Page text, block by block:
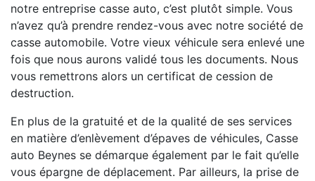
notre entreprise casse auto, c’est plutôt simple. Vous
n’avez qu’à prendre rendez-vous avec notre société de
casse automobile. Votre vieux véhicule sera enlevé une
fois que nous aurons validé tous les documents. Nous
vous remettrons alors un certificat de cession de
destruction.
En plus de la gratuité et de la qualité de ses services
en matière d’enlèvement d’épaves de véhicules, Casse
auto Beynes se démarque également par le fait qu’elle
vous épargne de déplacement. Par ailleurs, la prise de